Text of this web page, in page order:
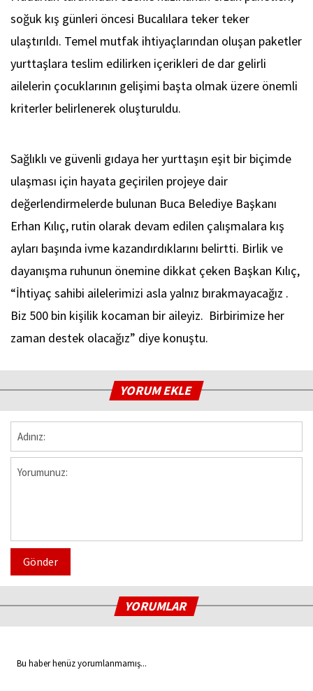
soğuk kış günleri öncesi Bucalılara teker teker
ulaştırıldı. Temel mutfak ihtiyaçlarından oluşan paketler
yurttaşlara teslim edilirken içerikleri de dar gelirli
ailelerin çocuklarının gelişimi başta olmak üzere önemli
kriterler belirlenerek oluşturuldu.
Sağlıklı ve güvenli gıdaya her yurttaşın eşit bir biçimde
ulaşması için hayata geçirilen projeye dair
değerlendirmelerde bulunan Buca Belediye Başkanı
Erhan Kılıç, rutin olarak devam edilen çalışmalara kış
ayları başında ivme kazandırdıklarını belirtti. Birlik ve
dayanışma ruhunun önemine dikkat çeken Başkan Kılıç,
“İhtiyaç sahibi ailelerimizi asla yalnız bırakmayacağız .
Biz 500 bin kişilik kocaman bir aileyiz. Birbirimize her
zaman destek olacağız” diye konuştu.
YORUM EKLE
Gönder
YORUMLAR
Bu haber henüz yorumlanmamış...